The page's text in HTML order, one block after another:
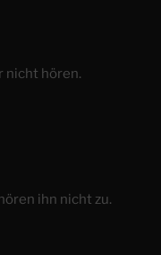
nicht hören.
ihn nicht zu.